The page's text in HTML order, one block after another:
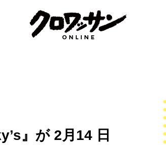
』が 2月14 日